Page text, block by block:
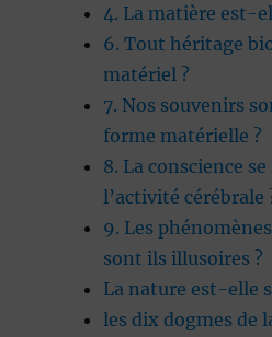
4. La matière est-
6. Tout héritage
matériel ?
7. Nos souvenirs
forme matérielle ?
8. La conscience
l’activité cérébrale
9. Les
sont ils illusoires ?
La nature est-elle
les dix dogmes de